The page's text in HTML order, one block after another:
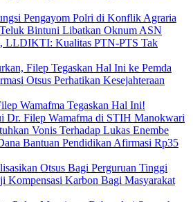
Pengayom Polri di Konflik Agraria
Bintuni Libatkan Oknum ASN
LLDIKTI: Kualitas PTN-PTS Tak
Filep Tegaskan Hal Ini ke Pemda
Otsus Perhatikan Kesejahteraan
Wamafma Tegaskan Hal Ini!
Dr. Filep Wamafma di STIH Manokwari
Vonis Terhadap Lukas Enembe
Bantuan Pendidikan Afirmasi Rp35
Otsus Bagi Perguruan Tinggi
Kompensasi Karbon Bagi Masyarakat